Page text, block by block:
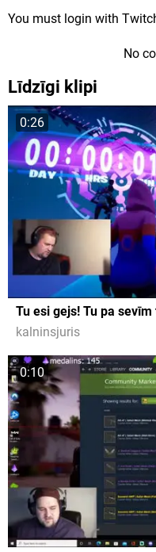
You must login with
No
Līdzīgi klipi
0:26
Tu esi gejs! Tu pa
kalninsjuris
0:10